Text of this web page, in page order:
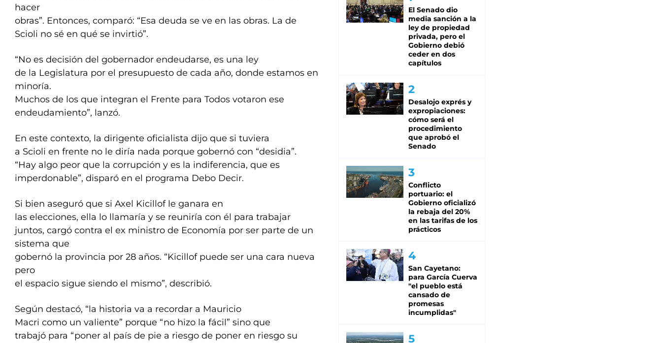
hacer
obras”. Entonces, comparó: “Esa deuda se ve en las obras. La de
Scioli no sé en qué se invirtió”.
“No es decisión del gobernador endeudarse, es una ley
de la Legislatura por el presupuesto de cada año, donde estamos en
minoría.
Muchos de los que integran el Frente para Todos votaron ese
endeudamiento”, lanzó.
En este contexto, la dirigente oficialista dijo que si tuviera
a Scioli en frente no le diría nada porque gobernó con “desidia”.
“Hay algo peor que la corrupción y es la indiferencia, que es
imperdonable”, disparó en el programa Debo Decir.
Si bien aseguró que si Axel Kicillof le ganara en
las elecciones, ella lo llamaría y se reuniría con él para trabajar
juntos, cargó contra el ex ministro de Economía por ser parte de un
sistema que
gobernó la provincia por 28 años. “Kicillof puede ser una cara nueva
pero
el espacio sigue siendo el mismo”, describió.
Según destacó, “la historia va a recordar a Mauricio
Macri como un valiente” porque “no hizo la fácil” sino que
trabajó para “poner al país de pie a riesgo de poner en riesgo su
El Senado dio
media sanción a la
ley de propiedad
privada, pero el
Gobierno debió
ceder en dos
capítulos
Desalojo exprés y
expropiaciones:
cómo será el
procedimiento
que aprobó el
Senado
Conflicto
portuario: el
Gobierno oficializó
la rebaja del 20%
en las tarifas de los
prácticos
San Cayetano:
para García Cuerva
"el pueblo está
cansado de
promesas
incumplidas"